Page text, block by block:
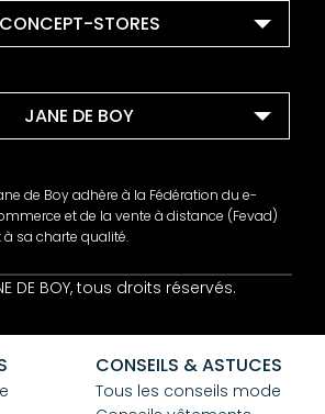
CONCEPT-STORES
JANE DE BOY
de Boy adhère à la Fédération du e-
et de la vente à distance (Fevad)
à sa charte qualité.
DE BOY, tous droits réservés.
CONSEILS & ASTUCES
Tous les conseils mode